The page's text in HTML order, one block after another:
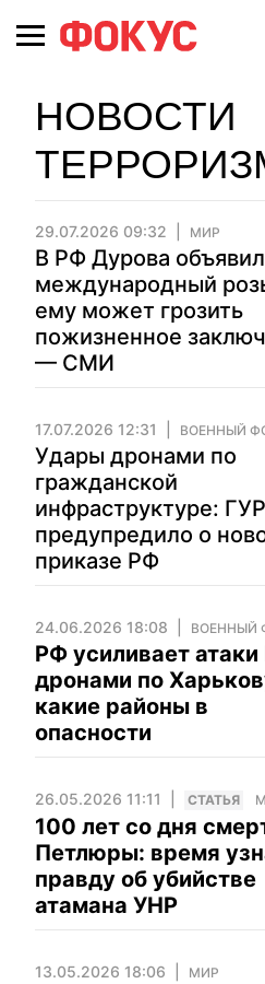
НОВОСТИ
29.07.2026 09:32 МИР
В РФ Дурова
международный
ему может грозить
пожизненное
— СМИ
17.07.2026 12:31 ВОЕННЫЙ
Удары дронами по
гражданской
инфраструктуре: ГУР
предупредило о
приказе РФ
24.06.2026 18:08 ВОЕННЫЙ
РФ усиливает атаки
дронами по
какие районы в
опасности
26.05.2026 11:11 CТАТЬЯ
100 лет со дня
Петлюры: время
правду об убийстве
атамана УНР
13.05.2026 18:06 МИР